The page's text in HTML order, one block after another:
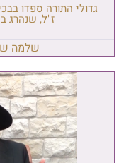
גדולי התורה ספדו
ז"ל, שנהרג
שלמה